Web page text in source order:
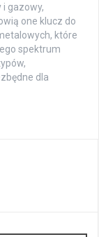
gazowy,
one klucz do
które
spektrum
dla